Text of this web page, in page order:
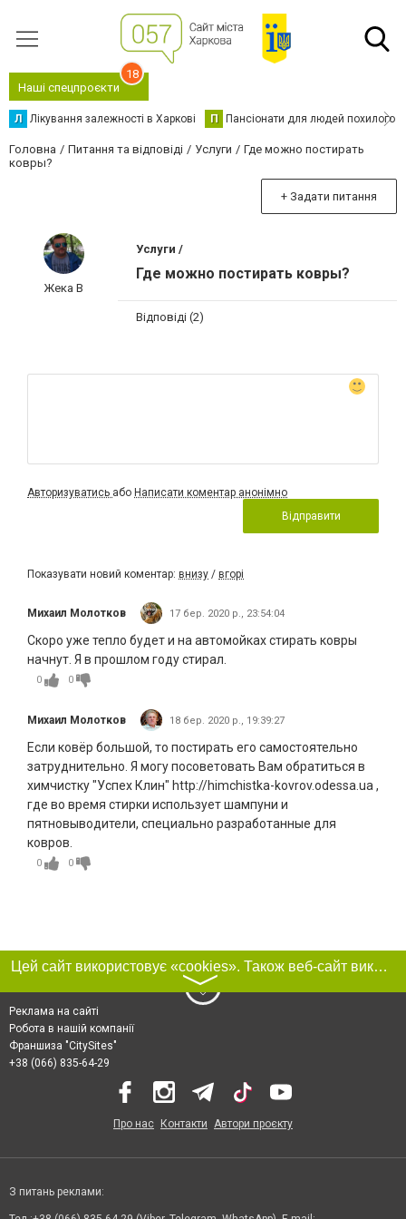
Наші спецпроєкти
18
Л Лікування залежності в Харкові П Пансіонати для людей похилого
Головна Питання та відповіді Услуги
Где можно постирать
ковры?
+ Задати питання
Жека В
Услуги /
Где можно постирать ковры?
Відповіді (2)
Авторизуватись або Написати коментар анонімно
Відправити
Показувати новий коментар: внизу / вгорі
Михаил Молотков 17 бер. 2020 р., 23:54:04
Скоро уже тепло будет и на автомойках стирать ковры
начнут. Я в прошлом году стирал.
0 0
Михаил Молотков 18 бер. 2020 р., 19:39:27
Если ковёр большой, то постирать его самостоятельно
затруднительно. Я могу посоветовать Вам обратиться в
химчистку "Успех Клин" http://himchistka-kovrov.odessa.ua ,
где во время стирки использует шампуни и
пятновыводители, специально разработанные для
ковров.
0 0
Цей сайт використовує «cookies». Також веб-сайт використовує інтернет-сервіс для збору технічних даних стосовно відвідувачів з метою отримання маркетингової та статистичної інформації. Умови обробки даних відвідувачів сайту див.
〉
Реклама на сайті
Робота в нашій компанії
Франшиза "CitySites"
+38 (066) 835-64-29
Про нас Контакти Автори проєкту
З питань реклами: